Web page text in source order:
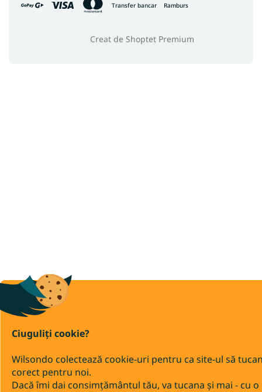
Ciuguliți cookie?
Wilsondo colectează cookie-uri pentru ca site-ul să
corect pentru noi.
Dacă îmi dai consimțământul tău, va tucana și mai - cu o
Transfer bancar Ramburs
Creat de Shoptet Premium